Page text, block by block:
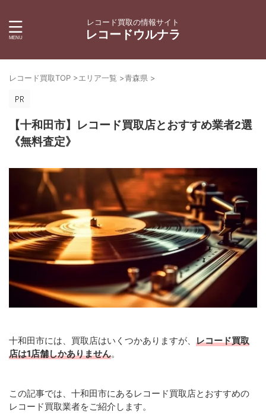
レコード買取の情報サイト
レコードウルナラ
レコード買取TOP >エリア一覧 >青森県 >
【十和田市】レコード買取店とおすすめ業者2選
《無料査定》
十和田市には、買取店はいくつかありますが、 レコード買取
店は1店舗しかありません。
この記事では、十和田市にあるレコード買取店とおすすめの
レコード買取業者をご紹介します。